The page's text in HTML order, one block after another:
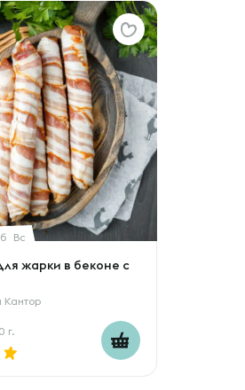
Вс
жарки в беконе с
Кантор
г.